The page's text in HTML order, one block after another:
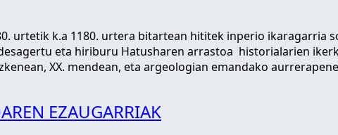
urtetik k.a 1180. urtera bitartean hititek inperio ikaragarria
eta hiriburu Hatusharen arrastoa historialarien
XX. mendean, eta argeologian emandako
EZAUGARRIAK